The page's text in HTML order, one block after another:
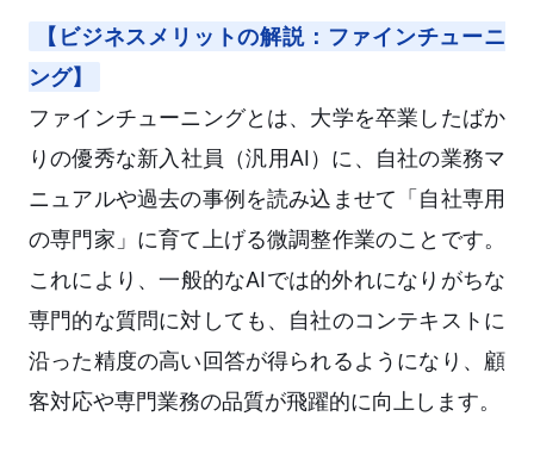
【ビジネスメリットの解説：ファインチューニ
ング】
ファインチューニングとは、大学を卒業したばか
りの優秀な新入社員（汎用AI）に、自社の業務マ
ニュアルや過去の事例を読み込ませて「自社専用
の専門家」に育て上げる微調整作業のことです。
これにより、一般的なAIでは的外れになりがちな
専門的な質問に対しても、自社のコンテキストに
沿った精度の高い回答が得られるようになり、顧
客対応や専門業務の品質が飛躍的に向上します。